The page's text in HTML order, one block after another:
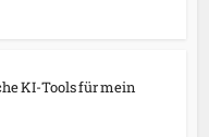
KI-Tools für mein